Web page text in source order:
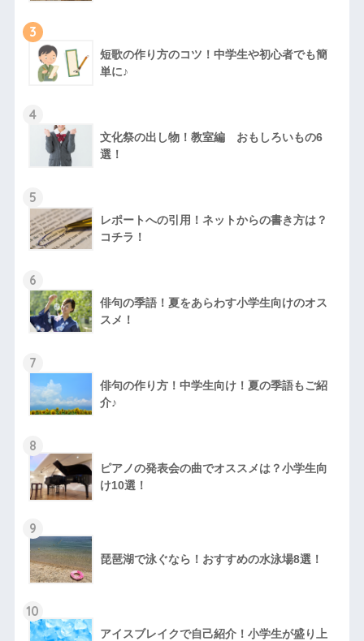
3
短歌の作り方のコツ！中学生や初心者でも簡
単に♪
4
文化祭の出し物！教室編 おもしろいもの6
選！
5
レポートへの引用！ネットからの書き方は？
コチラ！
6
俳句の季語！夏をあらわす小学生向けのオス
スメ！
7
俳句の作り方！中学生向け！夏の季語もご紹
介♪
8
ピアノの発表会の曲でオススメは？小学生向
け10選！
9
琵琶湖で泳ぐなら！おすすめの水泳場8選！
10
アイスブレイクで自己紹介！小学生が盛り上